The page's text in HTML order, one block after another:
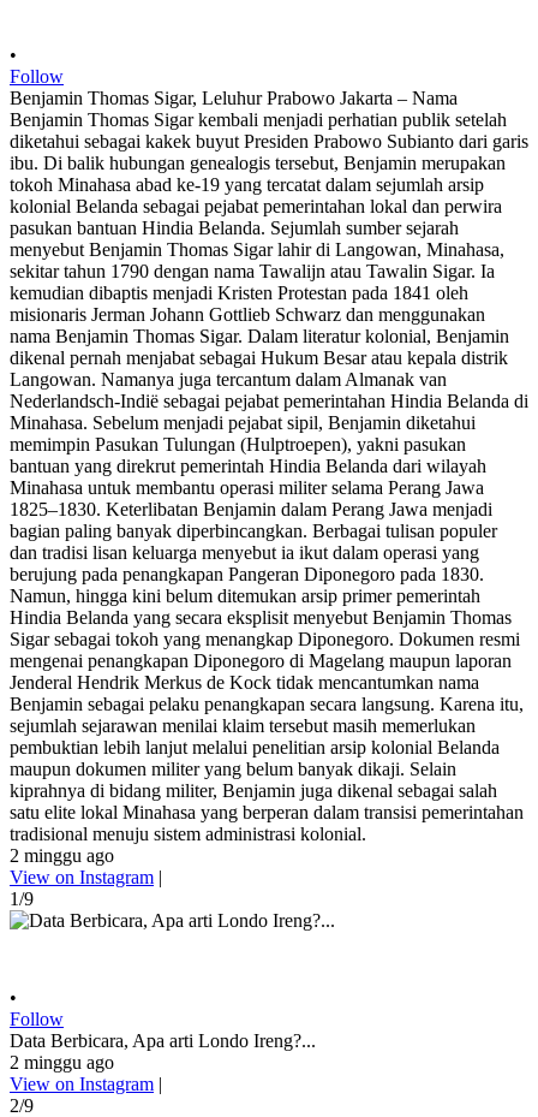
•
Follow
Benjamin Thomas Sigar, Leluhur Prabowo Jakarta – Nama
Benjamin Thomas Sigar kembali menjadi perhatian publik setelah
diketahui sebagai kakek buyut Presiden Prabowo Subianto dari garis
ibu. Di balik hubungan genealogis tersebut, Benjamin merupakan
tokoh Minahasa abad ke-19 yang tercatat dalam sejumlah arsip
kolonial Belanda sebagai pejabat pemerintahan lokal dan perwira
pasukan bantuan Hindia Belanda. Sejumlah sumber sejarah
menyebut Benjamin Thomas Sigar lahir di Langowan, Minahasa,
sekitar tahun 1790 dengan nama Tawalijn atau Tawalin Sigar. Ia
kemudian dibaptis menjadi Kristen Protestan pada 1841 oleh
misionaris Jerman Johann Gottlieb Schwarz dan menggunakan
nama Benjamin Thomas Sigar. Dalam literatur kolonial, Benjamin
dikenal pernah menjabat sebagai Hukum Besar atau kepala distrik
Langowan. Namanya juga tercantum dalam Almanak van
Nederlandsch-Indië sebagai pejabat pemerintahan Hindia Belanda di
Minahasa. Sebelum menjadi pejabat sipil, Benjamin diketahui
memimpin Pasukan Tulungan (Hulptroepen), yakni pasukan
bantuan yang direkrut pemerintah Hindia Belanda dari wilayah
Minahasa untuk membantu operasi militer selama Perang Jawa
1825–1830. Keterlibatan Benjamin dalam Perang Jawa menjadi
bagian paling banyak diperbincangkan. Berbagai tulisan populer
dan tradisi lisan keluarga menyebut ia ikut dalam operasi yang
berujung pada penangkapan Pangeran Diponegoro pada 1830.
Namun, hingga kini belum ditemukan arsip primer pemerintah
Hindia Belanda yang secara eksplisit menyebut Benjamin Thomas
Sigar sebagai tokoh yang menangkap Diponegoro. Dokumen resmi
mengenai penangkapan Diponegoro di Magelang maupun laporan
Jenderal Hendrik Merkus de Kock tidak mencantumkan nama
Benjamin sebagai pelaku penangkapan secara langsung. Karena itu,
sejumlah sejarawan menilai klaim tersebut masih memerlukan
pembuktian lebih lanjut melalui penelitian arsip kolonial Belanda
maupun dokumen militer yang belum banyak dikaji. Selain
kiprahnya di bidang militer, Benjamin juga dikenal sebagai salah
satu elite lokal Minahasa yang berperan dalam transisi pemerintahan
tradisional menuju sistem administrasi kolonial.
2 minggu ago
View on Instagram |
1/9
•
Follow
Data Berbicara, Apa arti Londo Ireng?...
2 minggu ago
View on Instagram |
2/9